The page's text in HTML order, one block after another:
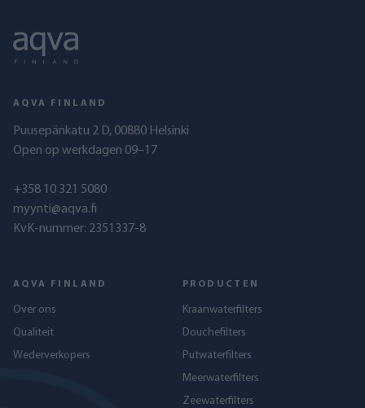
AQVA FINLAND
Puusepänkatu 2 D, 00880 Helsinki
Open op werkdagen 09–17
+358 10 321 5080
myynti@aqva.fi
KvK-nummer: 2351337-8
AQVA FINLAND
Over ons
Qualiteit
Wederverkopers
PRODUCTEN
Kraanwaterfilters
Douchefilters
Putwaterfilters
Meerwaterfilters
Zeewaterfilters